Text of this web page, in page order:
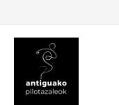
contenido